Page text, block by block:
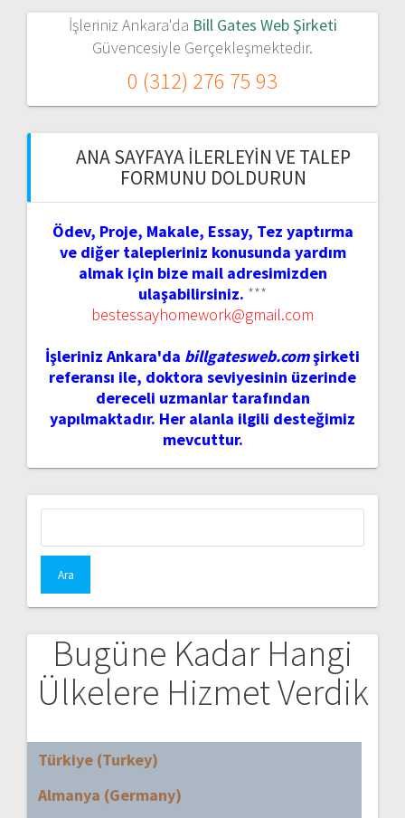
İşleriniz Ankara'da Bill Gates Web Şirketi
Güvencesiyle Gerçekleşmektedir.
0 (312) 276 75 93
ANA SAYFAYA İLERLEYIN VE TALEP
FORMUNU DOLDURUN
Ödev, Proje, Makale, Essay, Tez yaptırma
ve diğer talepleriniz konusunda yardım
almak için bize mail adresimizden
ulaşabilirsiniz. ***
bestessayhomework@gmail.com
İşleriniz Ankara'da billgatesweb.comşirketi
referansı ile, doktora seviyesinin üzerinde
dereceli uzmanlar tarafından
yapılmaktadır. Her alanla ilgili desteğimiz
mevcuttur.
Bugüne Kadar Hangi
Ülkelere Hizmet Verdik
Türkiye (Turkey)
Almanya (Germany)